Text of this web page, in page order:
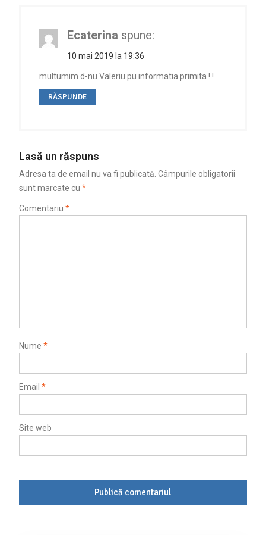
Ecaterina spune:
10 mai 2019 la 19:36
multumim d-nu Valeriu pu informatia primita ! !
RĂSPUNDE
Lasă un răspuns
Adresa ta de email nu va fi publicată. Câmpurile obligatorii
sunt marcate cu *
Comentariu *
Nume *
Email *
Site web